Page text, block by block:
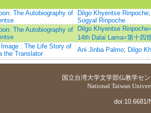
The Autobiography of
Dilgo Khyentse Rinpoche
Sogyal Rinpoche
The Autobiography of
Dilgo Khyentse
14th Dalai Lama=第十四
: The Life Story of
the Translator
Ani Jinba Palmo; Dilgo
国立台湾大学文学部仏教学セ
National Taiwan
doi:10.6681/